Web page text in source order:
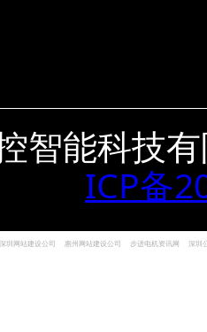
智能科技
ICP备
深圳网站建设公司 惠州网站建设公司 步进电机资讯网 深圳